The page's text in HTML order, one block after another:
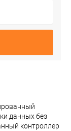
данных без
контроллер